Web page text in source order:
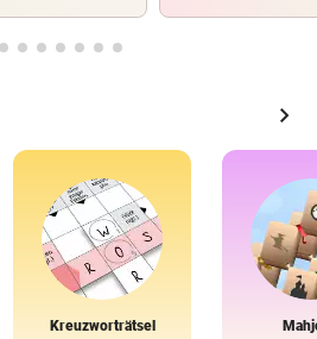
chevron_right
Kreuzworträtsel